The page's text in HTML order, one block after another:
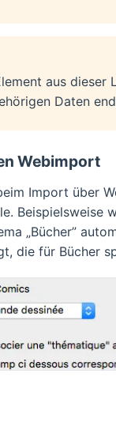
aus dieser
Daten
Webimport
Import über
Beispielsweise
„Bücher”
die für Bücher